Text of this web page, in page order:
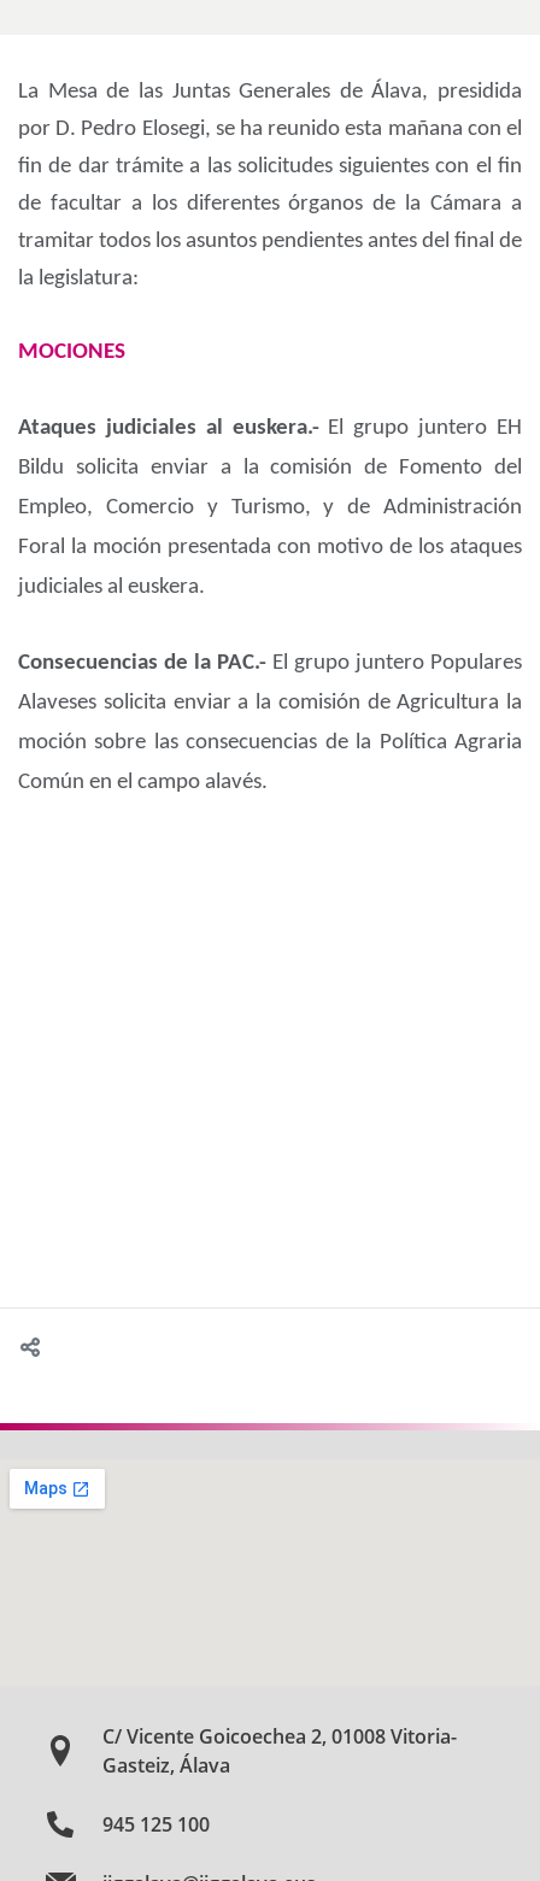
La Mesa de las Juntas Generales de Álava, presidida
por D. Pedro Elosegi, se ha reunido esta mañana con el
fin de dar trámite a las solicitudes siguientes con el fin
de facultar a los diferentes órganos de la Cámara a
tramitar todos los asuntos pendientes antes del final de
la legislatura:
MOCIONES
Ataques judiciales al euskera.- El grupo juntero EH
Bildu solicita enviar a la comisión de Fomento del
Empleo, Comercio y Turismo, y de Administración
Foral la moción presentada con motivo de los ataques
judiciales al euskera.
Consecuencias de la PAC.- El grupo juntero Populares
Alaveses solicita enviar a la comisión de Agricultura la
moción sobre las consecuencias de la Política Agraria
Común en el campo alavés.
C/ Vicente Goicoechea 2, 01008 Vitoria-
Gasteiz, Álava
945 125 100